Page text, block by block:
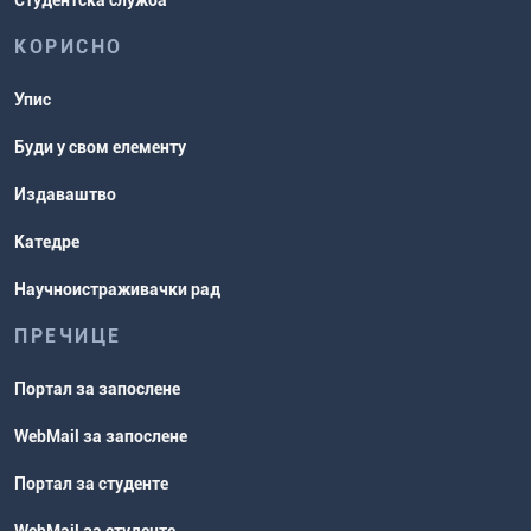
КОРИСНО
Упис
Буди у свом елементу
Издаваштво
Катедре
Научноистраживачки рад
ПРЕЧИЦЕ
Портал за запослене
WebMail за запослене
Портал за студенте